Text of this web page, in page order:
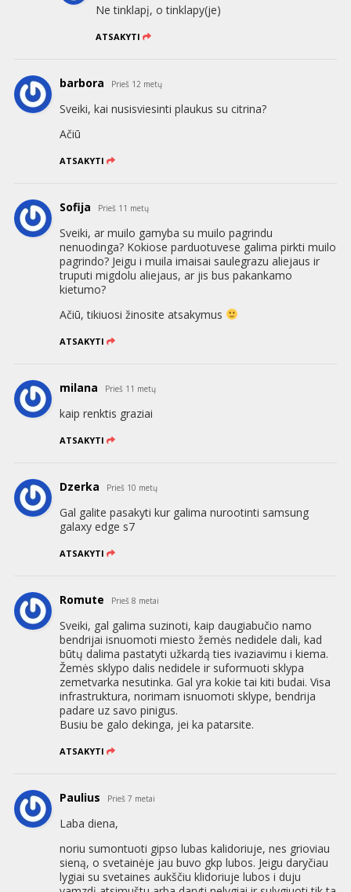
Ne tinklapį, o tinklapy(je)
ATSAKYTI
barbora Prieš 12 metų
Sveiki, kai nusisviesinti plaukus su citrina?
Ačiū
ATSAKYTI
Sofija Prieš 11 metų
Sveiki, ar muilo gamyba su muilo pagrindu
nenuodinga? Kokiose parduotuvese galima pirkti muilo
pagrindo? Jeigu i muila imaisai saulegrazu aliejaus ir
truputi migdolu aliejaus, ar jis bus pakankamo
kietumo?
Ačiū, tikiuosi žinosite atsakymus
ATSAKYTI
milana Prieš 11 metų
kaip renktis graziai
ATSAKYTI
Dzerka Prieš 10 metų
Gal galite pasakyti kur galima nurootinti samsung
galaxy edge s7
ATSAKYTI
Romute Prieš 8 metai
Sveiki, gal galima suzinoti, kaip daugiabučio namo
bendrijai isnuomoti miesto žemės nedidele dali, kad
būtų dalima pastatyti užkardą ties ivaziavimu i kiema.
Žemės sklypo dalis nedidele ir suformuoti sklypa
zemetvarka nesutinka. Gal yra kokie tai kiti budai. Visa
infrastruktura, norimam isnuomoti sklype, bendrija
padare uz savo pinigus.
Busiu be galo dekinga, jei ka patarsite.
ATSAKYTI
Paulius Prieš 7 metai
Laba diena,
noriu sumontuoti gipso lubas kalidoriuje, nes grioviau
sieną, o svetainėje jau buvo gkp lubos. Jeigu daryčiau
lygiai su svetaines aukščiu klidoriuje lubos i duju